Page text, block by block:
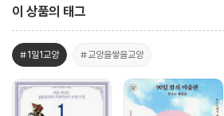
이 상품의 태그
#1일1교양 #교양을쌓을교양